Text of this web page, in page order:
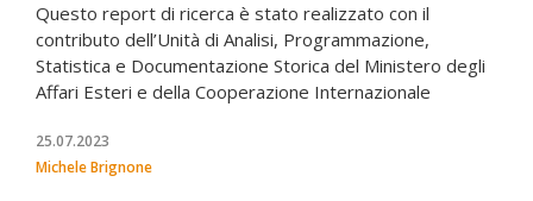
Questo report di ricerca è stato realizzato con il
contributo dell’Unità di Analisi, Programmazione,
Statistica e Documentazione Storica del Ministero degli
Affari Esteri e della Cooperazione Internazionale
25.07.2023
Michele Brignone